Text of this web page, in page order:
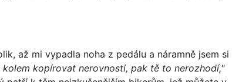
až mi vypadla noha z pedálu a náramně jsem si
kolem kopírovat nerovnosti, pak tě to nerozhodí,"